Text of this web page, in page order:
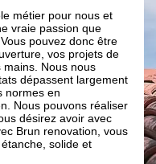
nous et
que
être
de
nous
largement
réaliser
avec
vous
et
Nos qualité de
nous sommes
domaine de la
entreprise, nous
étonnante tout en
conseillons pour
proposerons la
faite appel à
services de
bénéficier de tous